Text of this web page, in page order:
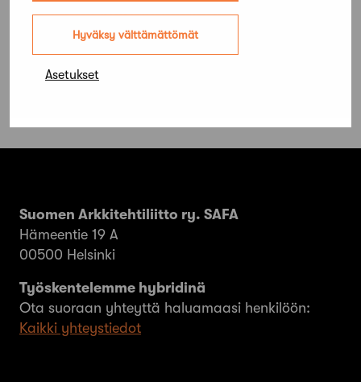
Hyväksy välttämättömät
Asetukset
Euroopan kulttuuriperintöpalkinnot 2020
haettavana
Suomen Arkkitehtiliitto ry. SAFA
Hämeentie 19 A
00500 Helsinki
Työskentelemme hybridinä
Ota suoraan yhteyttä haluamaasi henkilöön:
Kaikki yhteystiedot